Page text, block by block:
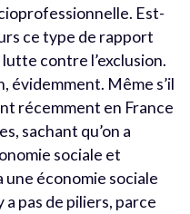
Est-
ce type de rapport
contre l’exclusion.
évidemment. Même s’il
récemment en France
sachant qu’on a
sociale et
une économie sociale
a pas de piliers, parce